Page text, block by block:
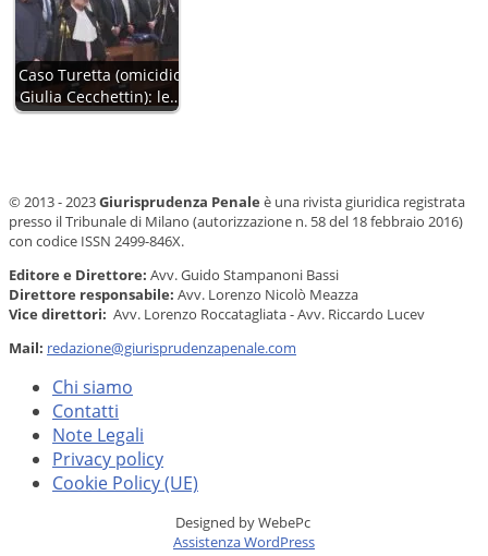
Caso Turetta (omicidio
Giulia Cecchettin): le…
© 2013 - 2023Giurisprudenza Penale è una rivista giuridica registrata
presso il Tribunale di Milano (autorizzazione n. 58 del 18 febbraio 2016)
con codice ISSN 2499-846X.
Editore e Direttore: Avv. Guido Stampanoni Bassi
Direttore responsabile: Avv. Lorenzo Nicolò Meazza
Vice direttori: Avv. Lorenzo Roccatagliata - Avv. Riccardo Lucev
Mail: redazione@giurisprudenzapenale.com
Chi siamo
Contatti
Note Legali
Privacy policy
Cookie Policy (UE)
Designed by WebePc
Assistenza WordPress